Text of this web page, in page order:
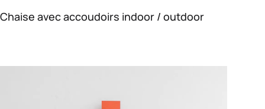
Chaise avec accoudoirs indoor / outdoor